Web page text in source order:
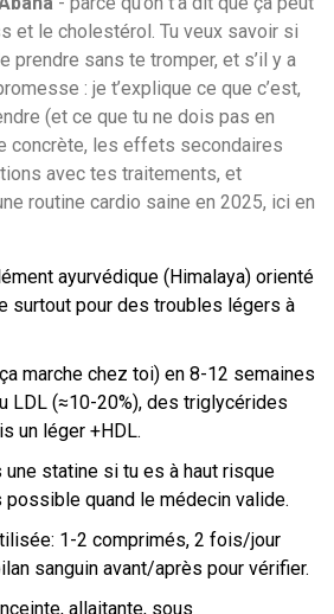
et le cholestérol. Tu veux savoir si
prendre sans te tromper, et s’il y a
: je t’explique ce que c’est,
(et ce que tu ne dois pas en
concrète, les effets secondaires
avec tes traitements, et
routine cardio saine en 2025, ici en
ayurvédique (Himalaya) orienté
surtout pour des troubles légers à
marche chez toi) en 8-12 semaines
LDL (≈10-20%), des triglycérides
un léger +HDL.
une statine si tu es à haut risque
possible quand le médecin valide.
1-2 comprimés, 2 fois/jour
sanguin avant/après pour vérifier.
allaitante, sous